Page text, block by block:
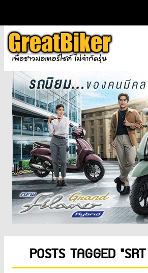
POSTS TAGGED